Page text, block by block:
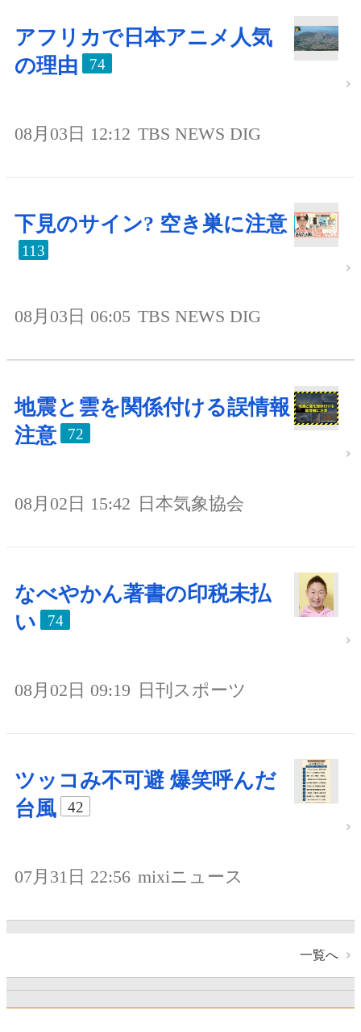
アフリカで日本アニメ人気
の理由
74
08月03日 12:12 TBS NEWS DIG
下見のサイン? 空き巣に注意
113
08月03日 06:05 TBS NEWS DIG
地震と雲を関係付ける誤情報
注意
72
08月02日 15:42 日本気象協会
なべやかん著書の印税未払
い
74
08月02日 09:19 日刊スポーツ
ツッコみ不可避 爆笑呼んだ
台風
42
07月31日 22:56 mixiニュース
一覧へ